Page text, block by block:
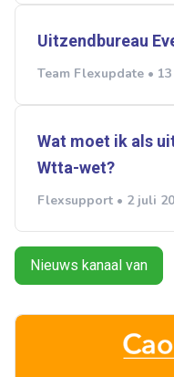
Uitzendbureau
Team Flexupdate •
Wat moet ik als
Wtta-wet?
Flexsupport • 2 juli
Nieuws kanaal van